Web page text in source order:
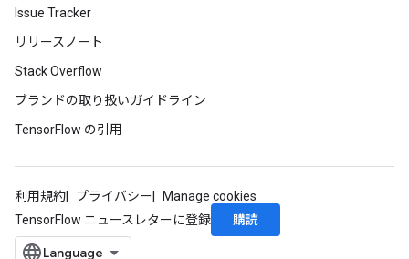
Issue Tracker
リリースノート
Stack Overflow
ブランドの取り扱いガイドライン
TensorFlow の引用
利用規約 プライバシー
Manage cookies
TensorFlow ニュースレターに登録
購読